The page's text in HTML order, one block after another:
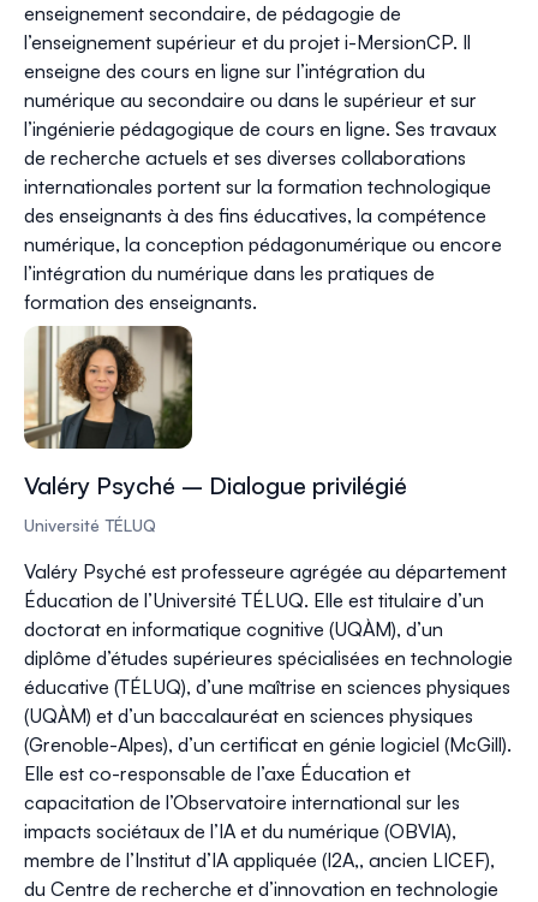
enseignement secondaire, de pédagogie de
l’enseignement supérieur et du projet i-MersionCP. Il
enseigne des cours en ligne sur l’intégration du
numérique au secondaire ou dans le supérieur et sur
l’ingénierie pédagogique de cours en ligne. Ses travaux
de recherche actuels et ses diverses collaborations
internationales portent sur la formation technologique
des enseignants à des fins éducatives, la compétence
numérique, la conception pédagonumérique ou encore
l’intégration du numérique dans les pratiques de
formation des enseignants.
Valéry Psyché – Dialogue privilégié
Université TÉLUQ
Valéry Psyché est professeure agrégée au département
Éducation de l’Université TÉLUQ. Elle est titulaire d’un
doctorat en informatique cognitive (UQÀM), d’un
diplôme d’études supérieures spécialisées en technologie
éducative (TÉLUQ), d’une maîtrise en sciences physiques
(UQÀM) et d’un baccalauréat en sciences physiques
(Grenoble-Alpes), d’un certificat en génie logiciel (McGill).
Elle est co-responsable de l’axe Éducation et
capacitation de l’Observatoire international sur les
impacts sociétaux de l’IA et du numérique (OBVIA),
membre de l’Institut d’IA appliquée (I2A,, ancien LICEF),
du Centre de recherche et d’innovation en technologie